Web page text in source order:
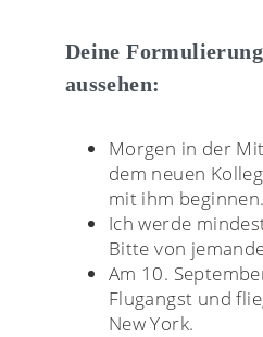
Deine
aussehen:
Morgen in der
dem neuen
mit ihm beginnen.
Ich werde
Bitte von
Am 10.
Flugangst und
New York.